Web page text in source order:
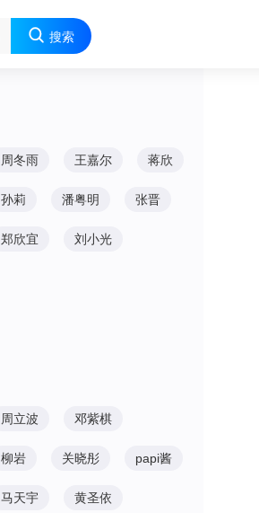
 搜索
周冬雨 王嘉尔 蒋欣
孙莉 潘粤明 张晋
郑欣宜 刘小光
周立波 邓紫棋
柳岩 关晓彤 papi酱
马天宇 黄圣依